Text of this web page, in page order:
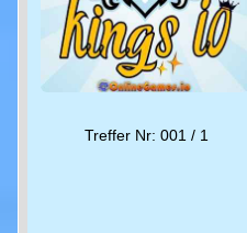
Treffer Nr: 001 / 1